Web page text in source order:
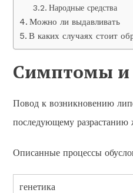
Народные средства
Можно ли выдавливать
В каких случаях стоит
Симптомы и
Повод к возникновению
последующему разрастанию
Описанные процессы
генетика